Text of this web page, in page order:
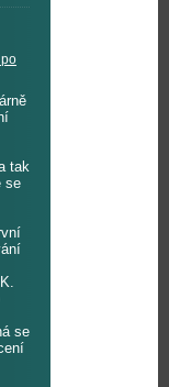
tak
se
se